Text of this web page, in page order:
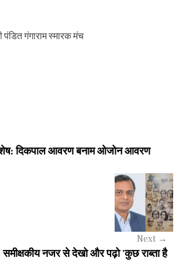
पंडित गंगाराम स्मारक मंच
दिकपाल आवरण बनाम ओजोन आवरण
Next →
समीक्षकीय नजर से देखो और पढ़ो 'कुछ राब्ता है